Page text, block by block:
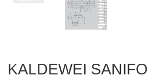
KALDEWEI